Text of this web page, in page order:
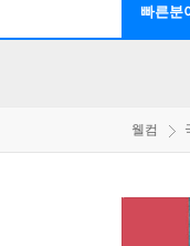
빠른분
웰컴